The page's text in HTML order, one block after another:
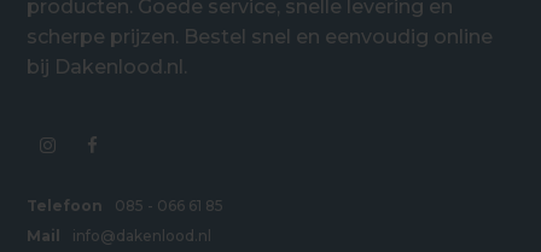
producten. Goede service, snelle levering en
scherpe prijzen. Bestel snel en eenvoudig online
bij Dakenlood.nl.
Telefoon
085 - 066 61 85
Mail
info@dakenlood.nl